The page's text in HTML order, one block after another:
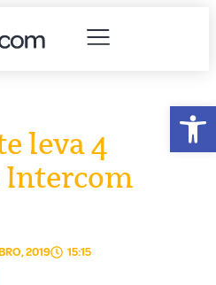
leva 4
Intercom
2019 15:15